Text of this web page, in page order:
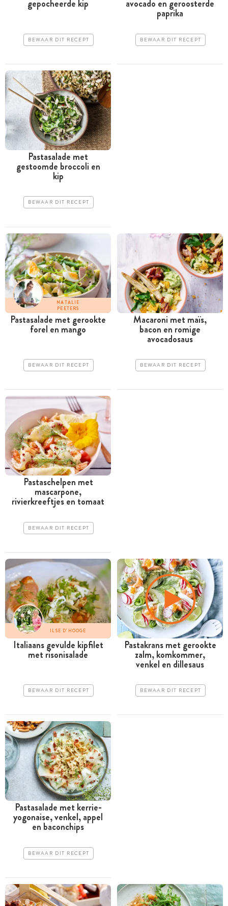
gepocheerde kip
BEWAAR DIT RECEPT
avocado en geroosterde
paprika
BEWAAR DIT RECEPT
Pastasalade met
gestoomde broccoli en
kip
BEWAAR DIT RECEPT
NATALIE
PEETERS
Pastasalade met gerookte
forel en mango
BEWAAR DIT RECEPT
Macaroni met maïs,
bacon en romige
avocadosaus
BEWAAR DIT RECEPT
Pastaschelpen met
mascarpone,
rivierkreeftjes en tomaat
BEWAAR DIT RECEPT
ILSE D'HOOGE
Italiaans gevulde kipfilet
met risonisalade
BEWAAR DIT RECEPT
Pastakrans met gerookte
zalm, komkommer,
venkel en dillesaus
BEWAAR DIT RECEPT
Pastasalade met kerrie-
yogonaise, venkel, appel
en baconchips
BEWAAR DIT RECEPT